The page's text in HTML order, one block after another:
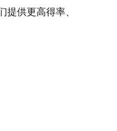
提供更高得率、